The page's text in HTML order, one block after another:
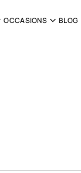
OCCASIONS BLOG